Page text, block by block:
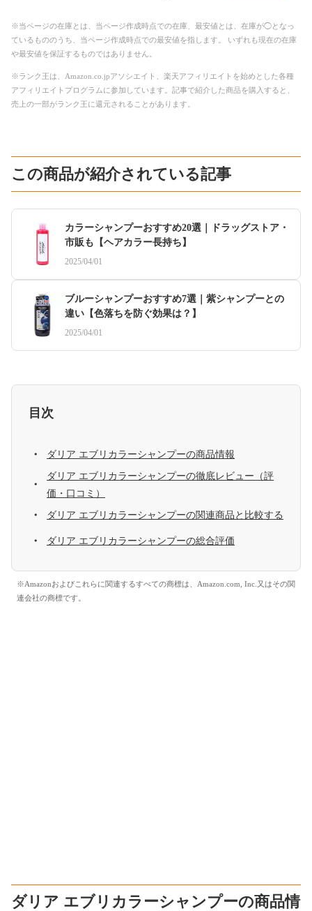
※当ページの在庫とは、当ページ作成時点での在庫、最安値とは、在庫が◯となっ
ているもののうち、当ページ作成時点での最安値を指します。 いずれも現在の在庫
や最安値を保証するものではありません。
※ランク王は、Amazon.co.jpアソシエイト、楽天アフィリエイトを始めとした各種
アフィリエイトプログラムに参加しています。記事で紹介した商品を購入すると、
売上の一部がランク王に還元されることがあります。
この商品が紹介されている記事
カラーシャンプーおすすめ20選｜ドラッグストア・
市販も【ヘアカラー長持ち】
2025/04/01
ブルーシャンプーおすすめ7選｜紫シャンプーとの
違い【色落ちを防ぐ効果は？】
2025/04/01
目次
ダリア エブリカラーシャンプーの商品情報
ダリア エブリカラーシャンプーの徹底レビュー（評
価・口コミ）
ダリア エブリカラーシャンプーの関連商品と比較する
ダリア エブリカラーシャンプーの総合評価
※Amazonおよびこれらに関連するすべての商標は、Amazon.com, Inc.又はその関
連会社の商標です。
ダリア エブリカラーシャンプーの商品情